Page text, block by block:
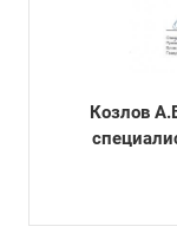
Козлов